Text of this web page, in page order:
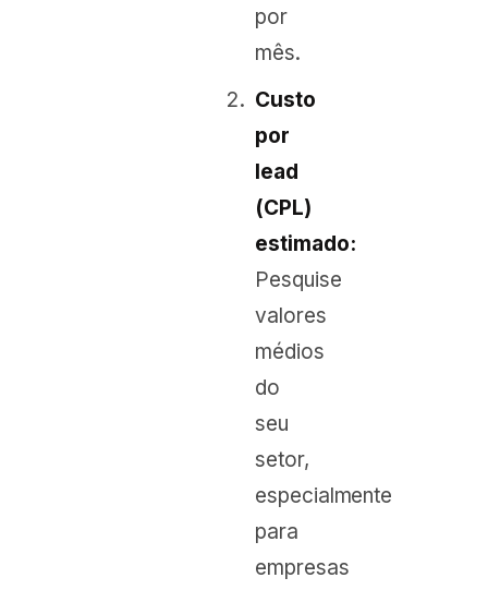
por
mês.
Custo
por
lead
(CPL)
estimado:
Pesquise
valores
médios
do
seu
setor,
especialmente
para
empresas